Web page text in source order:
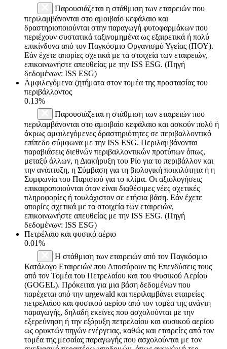
Παρουσιάζεται η στάθμιση των εταιρειών που
περιλαμβάνονται στο αμοιβαίο κεφάλαιο και
δραστηριοποιούνται στην παραγωγή φυτοφαρμάκων που
περιέχουν συστατικά ταξινομημένα ως εξαιρετικά ή πολύ
επικίνδυνα από τον Παγκόσμιο Οργανισμό Υγείας (ΠΟΥ).
Εάν έχετε απορίες σχετικά με τα στοιχεία των εταιρειών,
επικοινωνήστε απευθείας με την ISS ESG. (Πηγή
δεδομένων: ISS ESG)
Αμφιλεγόμενα ζητήματα στον τομέα της προστασίας του
περιβάλλοντος
0.13%
Παρουσιάζεται η στάθμιση των εταιρειών που
περιλαμβάνονται στο αμοιβαίο κεφάλαιο και ασκούν πολύ ή
άκρως αμφιλεγόμενες δραστηριότητες σε περιβαλλοντικό
επίπεδο σύμφωνα με την ISS ESG. Περιλαμβάνονται
παραβιάσεις διεθνών περιβαλλοντικών προτύπων όπως,
μεταξύ άλλων, η Διακήρυξη του Ρίο για το περιβάλλον και
την ανάπτυξη, η Σύμβαση για τη βιολογική ποικιλότητα ή η
Συμφωνία του Παρισιού για το κλίμα. Οι αξιολογήσεις
επικαιροποιούνται όταν είναι διαθέσιμες νέες σχετικές
πληροφορίες ή τουλάχιστον σε ετήσια βάση. Εάν έχετε
απορίες σχετικά με τα στοιχεία των εταιρειών,
επικοινωνήστε απευθείας με την ISS ESG. (Πηγή
δεδομένων: ISS ESG)
Πετρέλαιο και φυσικό αέριο
0.01%
Η στάθμιση των εταιρειών από τον Παγκόσμιο
Κατάλογο Εταιρειών που Αποσύρουν τις Επενδύσεις τους
από τον Τομέα του Πετρελαίου και του Φυσικού Αερίου
(GOGEL). Πρόκειται για μια βάση δεδομένων που
παρέχεται από την urgewald και περιλαμβάνει εταιρείες
πετρελαίου και φυσικού αερίου από τον τομέα της ανάντη
παραγωγής, δηλαδή εκείνες που ασχολούνται με την
εξερεύνηση ή την εξόρυξη πετρελαίου και φυσικού αερίου
ως ορυκτών πηγών ενέργειας, καθώς και εταιρείες από τον
τομέα της μεσαίας παραγωγής που ασχολούνται με τον